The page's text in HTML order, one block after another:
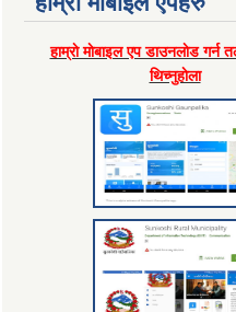
हाम्राे माेबाइल एप डाउनलाेड गर्न
थिच्नुहाेला